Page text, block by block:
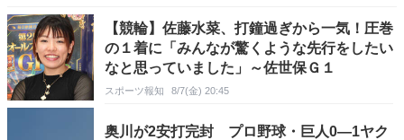
【競輪】佐藤水菜、打鐘過ぎから一気！圧巻
の１着に「みんなが驚くような先行をしたい
なと思っていました」～佐世保Ｇ１
スポーツ報知 8/7(金) 20:45
奥川が2安打完封 プロ野球・巨人0―1ヤク